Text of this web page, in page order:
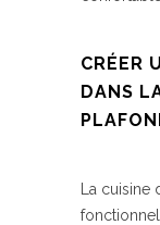
CRÉER
DANS
La